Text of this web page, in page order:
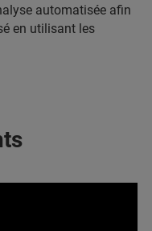
automatisée afin
en utilisant les